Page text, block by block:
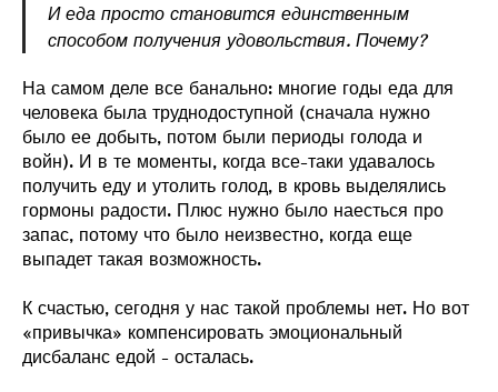
И еда просто становится единственным
способом получения удовольствия. Почему?
На самом деле все банально: многие годы еда для
человека была труднодоступной (сначала нужно
было ее добыть, потом были периоды голода и
войн). И в те моменты, когда все-таки удавалось
получить еду и утолить голод, в кровь выделялись
гормоны радости. Плюс нужно было наесться про
запас, потому что было неизвестно, когда еще
выпадет такая возможность.
К счастью, сегодня у нас такой проблемы нет. Но вот
«привычка» компенсировать эмоциональный
дисбаланс едой - осталась.